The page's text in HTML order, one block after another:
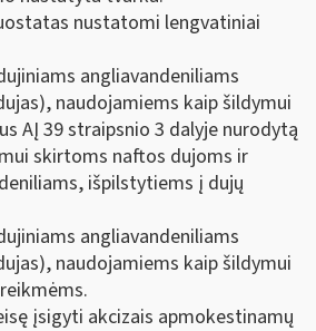
nustatomi lengvatiniai
angliavandeniliams
naudojamiems kaip šildymui
AĮ 39 straipsnio 3 dalyje nurodytą
skirtoms naftos dujoms ir
išpilstytiems į dujų
angliavandeniliams
naudojamiems kaip šildymui
įsigyti akcizais apmokestinamų